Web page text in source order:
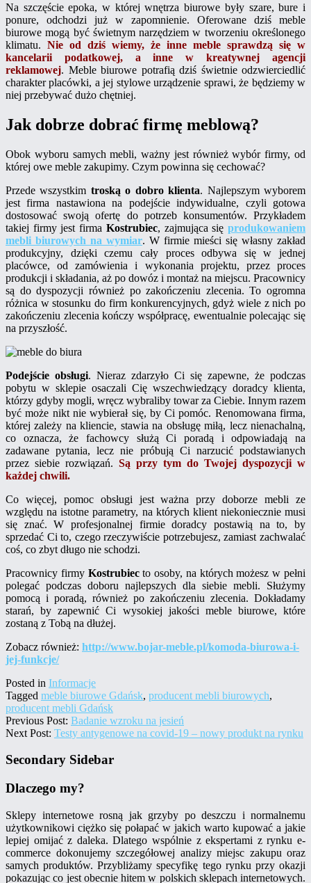
Na szczęście epoka, w której wnętrza biurowe były szare, bure i
ponure, odchodzi już w zapomnienie. Oferowane dziś meble
biurowe mogą być świetnym narzędziem w tworzeniu określonego
klimatu. Nie od dziś wiemy, że inne meble sprawdzą się w
kancelarii podatkowej, a inne w kreatywnej agencji
reklamowej. Meble biurowe potrafią dziś świetnie odzwierciedlić
charakter placówki, a jej stylowe urządzenie sprawi, że będziemy w
niej przebywać dużo chętniej.
Jak dobrze dobrać firmę meblową?
Obok wyboru samych mebli, ważny jest również wybór firmy, od
której owe meble zakupimy. Czym powinna się cechować?
Przede wszystkim troską o dobro klienta. Najlepszym wyborem
jest firma nastawiona na podejście indywidualne, czyli gotowa
dostosować swoją ofertę do potrzeb konsumentów. Przykładem
takiej firmy jest firma Kostrubiec, zajmująca sięprodukowaniem
mebli biurowych na wymiar. W firmie mieści się własny zakład
produkcyjny, dzięki czemu cały proces odbywa się w jednej
placówce, od zamówienia i wykonania projektu, przez proces
produkcji i składania, aż po dowóz i montaż na miejscu. Pracownicy
są do dyspozycji również po zakończeniu zlecenia. To ogromna
różnica w stosunku do firm konkurencyjnych, gdyż wiele z nich po
zakończeniu zlecenia kończy współpracę, ewentualnie polecając się
na przyszłość.
Podejście obsługi. Nieraz zdarzyło Ci się zapewne, że podczas
pobytu w sklepie osaczali Cię wszechwiedzący doradcy klienta,
którzy gdyby mogli, wręcz wybraliby towar za Ciebie. Innym razem
być może nikt nie wybierał się, by Ci pomóc. Renomowana firma,
której zależy na kliencie, stawia na obsługę miłą, lecz nienachalną,
co oznacza, że fachowcy służą Ci poradą i odpowiadają na
zadawane pytania, lecz nie próbują Ci narzucić podstawianych
przez siebie rozwiązań. Są przy tym do Twojej dyspozycji w
każdej chwili.
Co więcej, pomoc obsługi jest ważna przy doborze mebli ze
względu na istotne parametry, na których klient niekoniecznie musi
się znać. W profesjonalnej firmie doradcy postawią na to, by
sprzedać Ci to, czego rzeczywiście potrzebujesz, zamiast zachwalać
coś, co zbyt długo nie schodzi.
Pracownicy firmy Kostrubiecto osoby, na których możesz w pełni
polegać podczas doboru najlepszych dla siebie mebli. Służymy
pomocą i poradą, również po zakończeniu zlecenia. Dokładamy
starań, by zapewnić Ci wysokiej jakości meble biurowe, które
zostaną z Tobą na dłużej.
Zobacz również: http://www.bojar-meble.pl/komoda-biurowa-i-
jej-funkcje/
Posted in Informacje
Tagged meble biurowe Gdańsk, producent mebli biurowych,
producent mebli Gdańsk
Previous Post: Badanie wzroku na jesień
Next Post: Testy antygenowe na covid-19 – nowy produkt na rynku
Secondary Sidebar
Dlaczego my?
Sklepy internetowe rosną jak grzyby po deszczu i normalnemu
użytkownikowi ciężko się połapać w jakich warto kupować a jakie
lepiej omijać z daleka. Dlatego wspólnie z ekspertami z rynku e-
commerce dokonujemy szczegółowej analizy miejsc zakupu oraz
samych produktów. Przybliżamy specyfikę tego rynku przy okazji
pokazując co jest obecnie hitem w polskich sklepach internetowych.